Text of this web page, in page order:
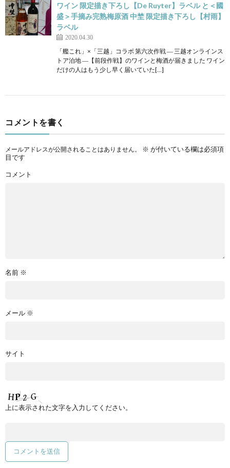
ワイン 限定描き下ろし【De Ruyter】ラベル と＜國
盛＞手摘み完熟梅原酒 中埜 限定描き下ろし【村雨】
ラベル
2020.04.30
「艦これ」×「三越」コラボ 第六次作戦 ― 三越オンラインス
トア泊地 ―【前段作戦】のワインと梅酒が届きました ワイン
だけの人はもう少し早く届いていた[…]
コメントを書く
メールアドレスが公開されることはありません。 ※ が付いている欄は必須項
目です
コメント
名前 ※
メール ※
サイト
上に表示された文字を入力してください。